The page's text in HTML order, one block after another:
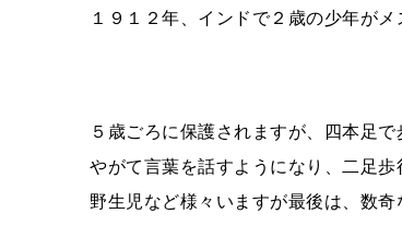
１９１２年、インドで２歳の少年が
５歳ごろに保護されますが、四本足
やがて言葉を話すようになり、二足
野生児など様々いますが最後は、数